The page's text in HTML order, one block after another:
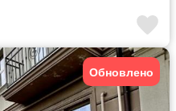
Обновлено